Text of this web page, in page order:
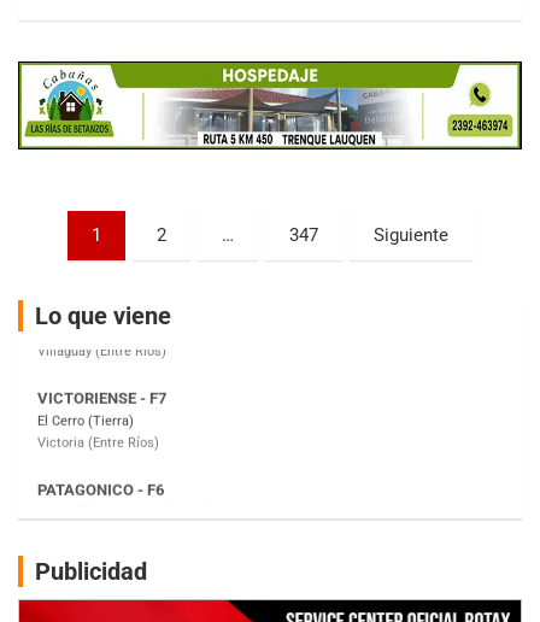
Paginación
entradas
1 2 … 347 Siguiente
Lo que viene
KDO - F6
Ciudad de Trenque Lauquen (Asfalto)
Trenque Lauquen (Buenos Aires)
Villaguay (Entre Ríos)
El Cerro (Tierra)
Victoria (Entre Ríos)
Moto Club Reginense (Tierra)
Gral. E. Godoy (Río Negro)
Juventud Unida (Tierra)
NORESTE SANTAFESINO - F6
Ciudad de Avellaneda (Asfalto)
Avellaneda (Santa Fe)
Publicidad